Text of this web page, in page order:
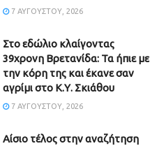
7 ΑΥΓΟΎΣΤΟΥ, 2026
Στο εδώλιο κλαίγοντας
39χρονη Βρετανίδα: Τα ήπιε με
την κόρη της και έκανε σαν
αγρίμι στο Κ.Υ. Σκιάθου
7 ΑΥΓΟΎΣΤΟΥ, 2026
Αίσιο τέλος στην αναζήτηση